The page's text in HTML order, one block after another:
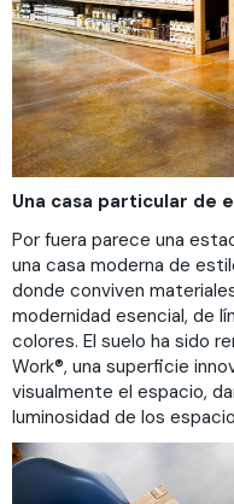
Una casa particular de
Por fuera parece una
una casa moderna de
donde conviven
modernidad esencial, de
colores. El suelo ha sido
Work®, una superficie
visualmente el espacio,
luminosidad de los